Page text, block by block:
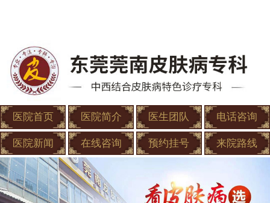
医院首页 医院简介 医生团队 电话咨询
医院新闻 在线咨询 预约挂号 来院路线